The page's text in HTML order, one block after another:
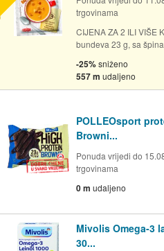
trgovinama
CIJENA ZA 2 ILI VIŠE
bundeva 23 g, sa
-25%sniženo
557 m udaljeno
POLLEOsport
Browni...
Ponuda vrijedi do
trgovinama
0 m udaljeno
Mivolis Omega-3
30...